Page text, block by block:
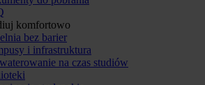
komfortowo
bez barier
i infrastruktura
na czas studiów